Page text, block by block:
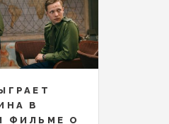
В
ФИЛЬМЕ О